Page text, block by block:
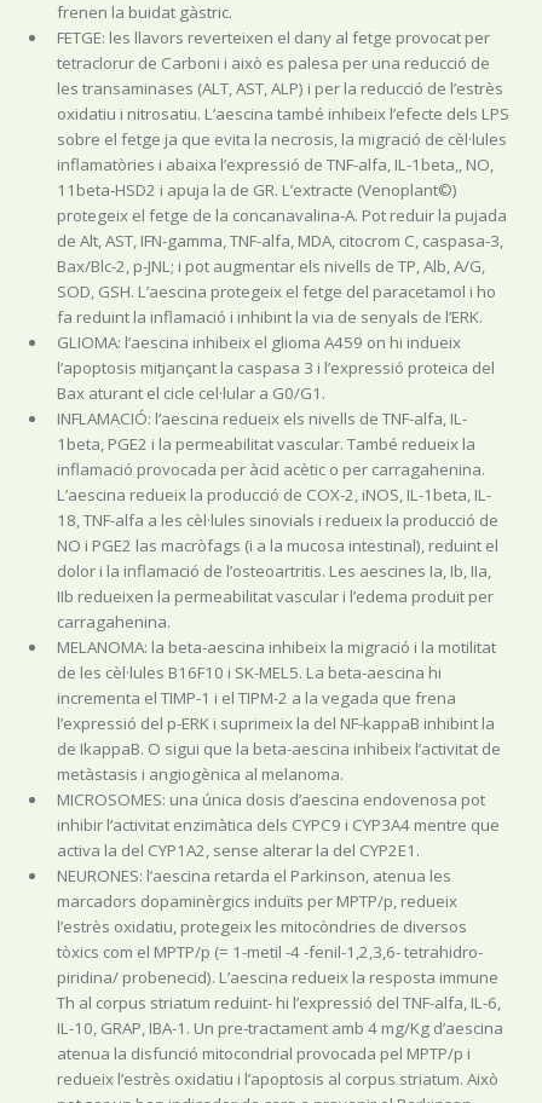
frenen la buidat gàstric.
FETGE: les llavors reverteixen el dany al fetge provocat per
tetraclorur de Carboni i això es palesa per una reducció de
les transaminases (ALT, AST, ALP) i per la reducció de l’estrès
oxidatiu i nitrosatiu. L’aescina també inhibeix l’efecte dels LPS
sobre el fetge ja que evita la necrosis, la migració de cèl·lules
inflamatòries i abaixa l’expressió de TNF-alfa, IL-1beta,, NO,
11beta-HSD2 i apuja la de GR. L’extracte (Venoplant©)
protegeix el fetge de la concanavalina-A. Pot reduir la pujada
de Alt, AST, IFN-gamma, TNF-alfa, MDA, citocrom C, caspasa-3,
Bax/Blc-2, p-JNL; i pot augmentar els nivells de TP, Alb, A/G,
SOD, GSH. L’aescina protegeix el fetge del paracetamol i ho
fa reduint la inflamació i inhibint la via de senyals de l’ERK.
GLIOMA: l’aescina inhibeix el glioma A459 on hi indueix
l’apoptosis mitjançant la caspasa 3 i l’expressió proteica del
Bax aturant el cicle cel·lular a G0/G1.
INFLAMACIÓ: l’aescina redueix els nivells de TNF-alfa, IL-
1beta, PGE2 i la permeabilitat vascular. També redueix la
inflamació provocada per àcid acètic o per carragahenina.
L’aescina redueix la producció de COX-2, iNOS, IL-1beta, IL-
18, TNF-alfa a les cèl·lules sinovials i redueix la producció de
NO i PGE2 las macròfags (i a la mucosa intestinal), reduint el
dolor i la inflamació de l’osteoartritis. Les aescines Ia, Ib, IIa,
IIb redueixen la permeabilitat vascular i l’edema produït per
carragahenina.
MELANOMA: la beta-aescina inhibeix la migració i la motilitat
de les cèl·lules B16F10 i SK-MEL5. La beta-aescina hi
incrementa el TIMP-1 i el TIPM-2 a la vegada que frena
l’expressió del p-ERK i suprimeix la del NF-kappaB inhibint la
de IkappaB. O sigui que la beta-aescina inhibeix l’activitat de
metàstasis i angiogènica al melanoma.
MICROSOMES: una única dosis d’aescina endovenosa pot
inhibir l’activitat enzimàtica dels CYPC9 i CYP3A4 mentre que
activa la del CYP1A2, sense alterar la del CYP2E1.
NEURONES: l’aescina retarda el Parkinson, atenua les
marcadors dopaminèrgics induïts per MPTP/p, redueix
l’estrès oxidatiu, protegeix les mitocòndries de diversos
tòxics com el MPTP/p (= 1-metil -4 -fenil-1,2,3,6- tetrahidro-
piridina/ probenecid). L’aescina redueix la resposta immune
Th al corpus striatum reduint- hi l’expressió del TNF-alfa, IL-6,
IL-10, GRAP, IBA-1. Un pre-tractament amb 4 mg/Kg d’aescina
atenua la disfunció mitocondrial provocada pel MPTP/p i
redueix l’estrès oxidatiu i l’apoptosis al corpus striatum. Això